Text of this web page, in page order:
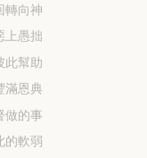
轉向神
上愚拙
此幫助
滿恩典
做的事
的軟弱